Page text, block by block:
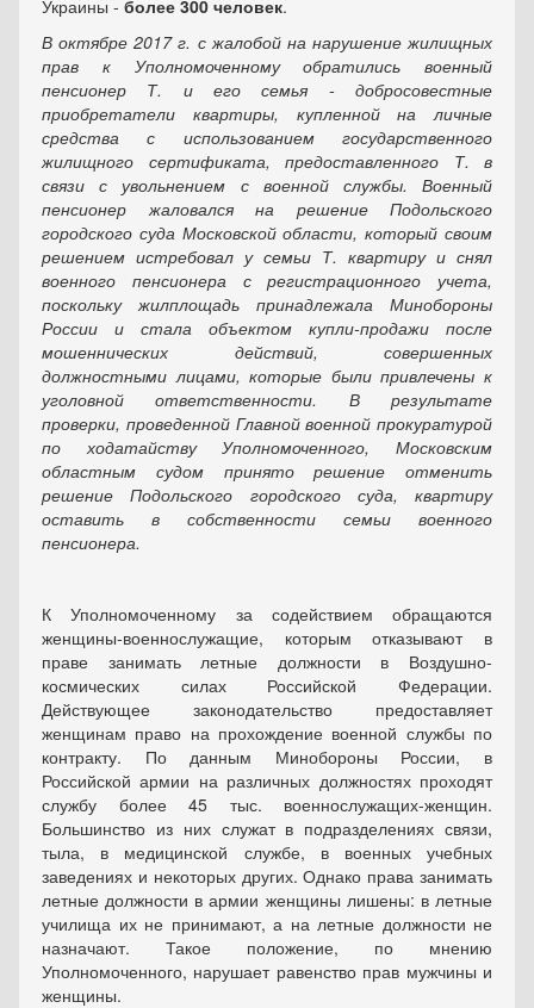
Украины - более 300 человек.
В октябре 2017 г. с жалобой на нарушение жилищных
прав к Уполномоченному обратились военный
пенсионер Т. и его семья - добросовестные
приобретатели квартиры, купленной на личные
средства с использованием государственного
жилищного сертификата, предоставленного Т. в
связи с увольнением с военной службы. Военный
пенсионер жаловался на решение Подольского
городского суда Московской области, который своим
решением истребовал у семьи Т. квартиру и снял
военного пенсионера с регистрационного учета,
поскольку жилплощадь принадлежала Минобо­роны
России и стала объектом купли-продажи после
мошеннических действий, совершенных
должностными лицами, которые были привлечены к
уголовной ответственности. В результате
проверки, проведенной Главной военной прокуратурой
по ходатайству Уполномоченного, Московским
областным судом принято решение отменить
решение Подольского городского суда, квартиру
оставить в собственности семьи военного
пенсионера.
К Уполномоченному за содействием обращаются
женщины-военнослужащие, которым отказывают в
праве занимать летные должности в Воздушно-
космических силах Российской Федерации.
Действующее законодательство предоставляет
женщинам право на прохождение военной службы по
контракту. По данным Минобороны России, в
Российской армии на различных должностях проходят
службу более 45 тыс. военнослужащих-женщин.
Большинство из них служат в подразделениях связи,
тыла, в медицинской службе, в военных учебных
заведениях и некоторых других. Однако права занимать
летные должности в армии женщины лишены: в летные
училища их не принимают, а на летные должности не
назначают. Такое положение, по мнению
Уполномоченного, нарушает равенство прав мужчины и
женщины.